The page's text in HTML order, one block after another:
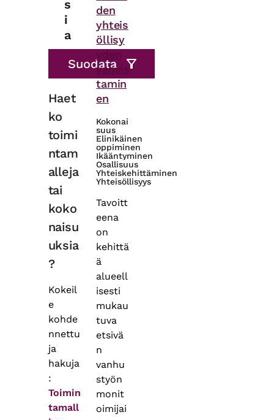
s
i
a
Haet
ko
toimi
ntam
alleja
tai
koko
naisu
uksia
?
Kokeil
e
kohde
nnettu
ja
hakuja
:
Toimin
tamall
den
yhteis
öllisy
yden
vahvis
tamin
en
Kokonai
suus
Elinikäinen
oppiminen
Ikääntyminen
Osallisuus
Yhteiskehittäminen
Yhteisöllisyys
Tavoitt
eena
on
kehittä
ä
alueell
isesti
mukau
tuva
etsivä
n
vanhu
styön
monit
oimijai